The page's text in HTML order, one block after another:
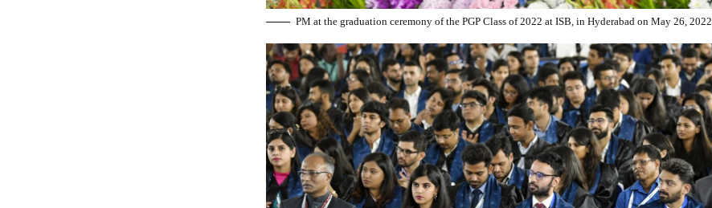
PM at the graduation ceremony of the PGP Class of 2022 at ISB, in Hyderabad on May 26, 2022.